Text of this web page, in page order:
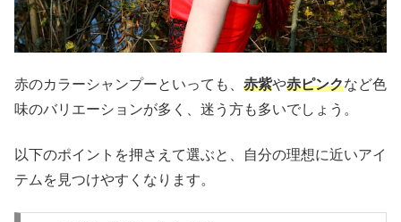
赤のカラーシャンプーといっても、 赤紫や赤ピンクなど色
味のバリエーションが多く、迷う方も多いでしょう。
以下のポイントを押さえて選ぶと、自分の理想に近いアイ
テムを見つけやすくなります。